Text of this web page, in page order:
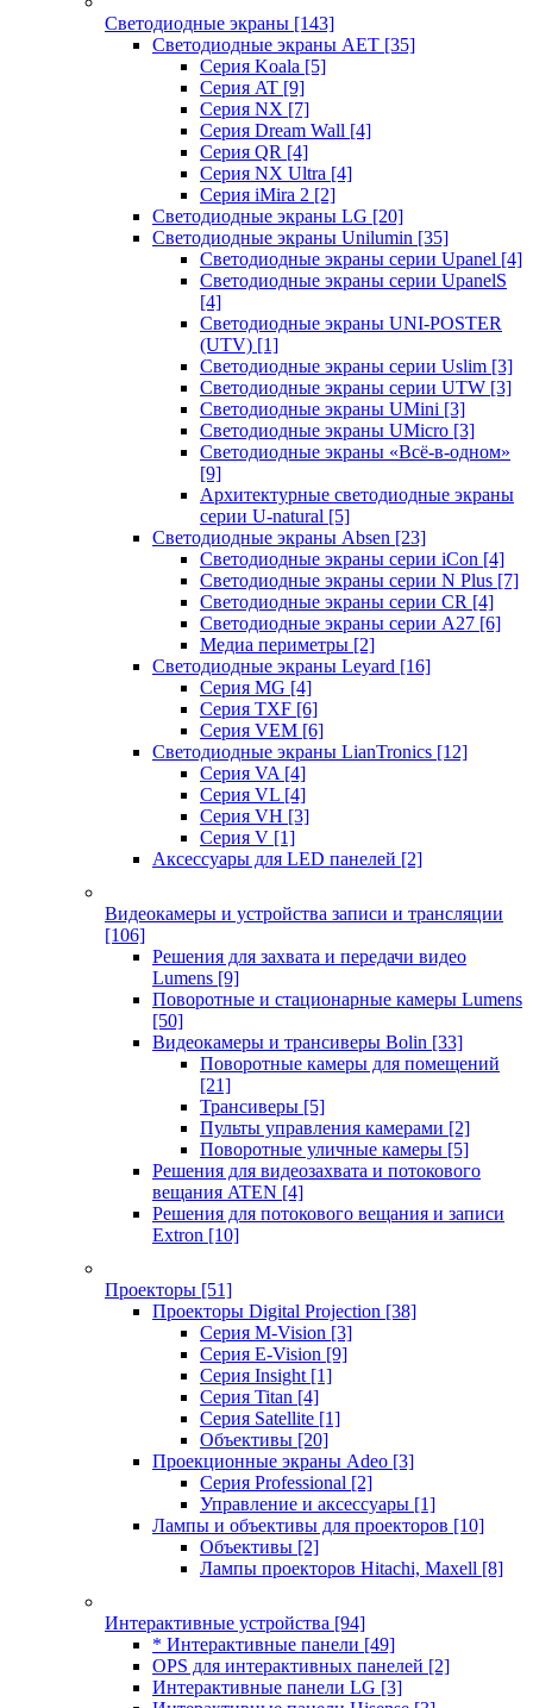
Светодиодные экраны [143]
Светодиодные экраны AET [35]
Cерия Koala [5]
Серия AT [9]
Серия NX [7]
Серия Dream Wall [4]
Серия QR [4]
Серия NX Ultra [4]
Серия iMira 2 [2]
Светодиодные экраны LG [20]
Светодиодные экраны Unilumin [35]
Светодиодные экраны серии Upanel [4]
Светодиодные экраны серии UpanelS
[4]
Светодиодные экраны UNI-POSTER
(UTV) [1]
Светодиодные экраны серии Uslim [3]
Светодиодные экраны серии UTW [3]
Светодиодные экраны UMini [3]
Светодиодные экраны UMicro [3]
Светодиодные экраны «Всё-в-одном»
[9]
Архитектурные светодиодные экраны
серии U-natural [5]
Светодиодные экраны Absen [23]
Светодиодные экраны серии iCon [4]
Светодиодные экраны серии N Plus [7]
Светодиодные экраны серии CR [4]
Светодиодные экраны серии А27 [6]
Медиа периметры [2]
Светодиодные экраны Leyard [16]
Серия MG [4]
Серия TXF [6]
Серия VEM [6]
Светодиодные экраны LianTronics [12]
Серия VA [4]
Серия VL [4]
Серия VH [3]
Серия V [1]
Аксессуары для LED панелей [2]
Видеокамеры и устройства записи и трансляции
[106]
Решения для захвата и передачи видео
Lumens [9]
Поворотные и стационарные камеры Lumens
[50]
Видеокамеры и трансиверы Bolin [33]
Поворотные камеры для помещений
[21]
Трансиверы [5]
Пульты управления камерами [2]
Поворотные уличные камеры [5]
Решения для видеозахвата и потокового
вещания ATEN [4]
Решения для потокового вещания и записи
Extron [10]
Проекторы [51]
Проекторы Digital Projection [38]
Серия M-Vision [3]
Серия E-Vision [9]
Серия Insight [1]
Серия Titan [4]
Серия Satellite [1]
Объективы [20]
Проекционные экраны Adeo [3]
Серия Professional [2]
Управление и аксессуары [1]
Лампы и объективы для проекторов [10]
Объективы [2]
Лампы проекторов Hitachi, Maxell [8]
Интерактивные устройства [94]
* Интерактивные панели [49]
OPS для интерактивных панелей [2]
Интерактивные панели LG [3]